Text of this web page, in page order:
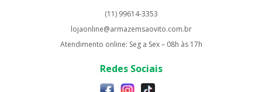
(11) 99614-3353
lojaonline@armazemsaovito.com.br
Atendimento online: Seg a Sex – 08h às 17h
Redes Sociais